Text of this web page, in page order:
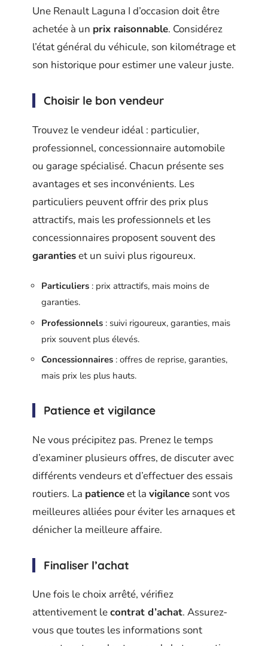
Une Renault Laguna I d’occasion doit être
achetée à un prix raisonnable. Considérez
l’état général du véhicule, son kilométrage et
son historique pour estimer une valeur juste.
Choisir le bon vendeur
Trouvez le vendeur idéal : particulier,
professionnel, concessionnaire automobile
ou garage spécialisé. Chacun présente ses
avantages et ses inconvénients. Les
particuliers peuvent offrir des prix plus
attractifs, mais les professionnels et les
concessionnaires proposent souvent des
garantieset un suivi plus rigoureux.
Particuliers : prix attractifs, mais moins de
garanties.
Professionnels : suivi rigoureux, garanties, mais
prix souvent plus élevés.
Concessionnaires : offres de reprise, garanties,
mais prix les plus hauts.
Patience et vigilance
Ne vous précipitez pas. Prenez le temps
d’examiner plusieurs offres, de discuter avec
différents vendeurs et d’effectuer des essais
routiers. La patienceet la vigilance sont vos
meilleures alliées pour éviter les arnaques et
dénicher la meilleure affaire.
Finaliser l’achat
Une fois le choix arrêté, vérifiez
attentivement lecontrat d’achat. Assurez-
vous que toutes les informations sont